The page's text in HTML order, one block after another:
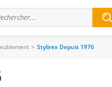
> Stylirex Depuis 1976